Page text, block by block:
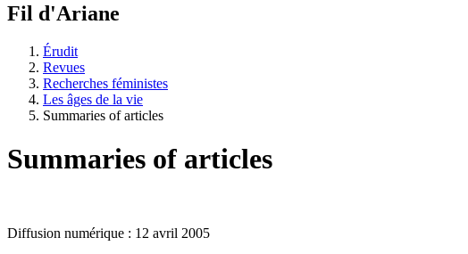
Fil d'Ariane
Érudit
Revues
Recherches féministes
Les âges de la vie
Summaries of articles
Summaries of articles
Diffusion numérique : 12 avril 2005